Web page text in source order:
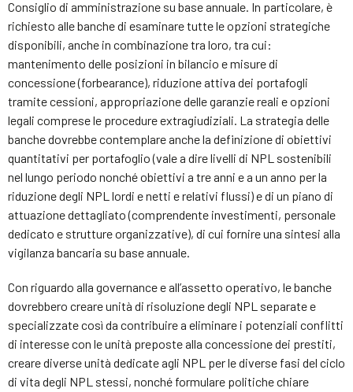
Consiglio di amministrazione su base annuale. In particolare, è
richiesto alle banche di esaminare tutte le opzioni strategiche
disponibili, anche in combinazione tra loro, tra cui:
mantenimento delle posizioni in bilancio e misure di
concessione (forbearance), riduzione attiva dei portafogli
tramite cessioni, appropriazione delle garanzie reali e opzioni
legali comprese le procedure extragiudiziali. La strategia delle
banche dovrebbe contemplare anche la definizione di obiettivi
quantitativi per portafoglio (vale a dire livelli di NPL sostenibili
nel lungo periodo nonché obiettivi a tre anni e a un anno per la
riduzione degli NPL lordi e netti e relativi flussi) e di un piano di
attuazione dettagliato (comprendente investimenti, personale
dedicato e strutture organizzative), di cui fornire una sintesi alla
vigilanza bancaria su base annuale.
Con riguardo alla governance e all’assetto operativo, le banche
dovrebbero creare unità di risoluzione degli NPL separate e
specializzate così da contribuire a eliminare i potenziali conflitti
di interesse con le unità preposte alla concessione dei prestiti,
creare diverse unità dedicate agli NPL per le diverse fasi del ciclo
di vita degli NPL stessi, nonché formulare politiche chiare